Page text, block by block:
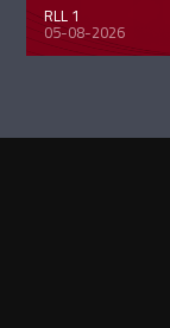
RLL 1
05-08-2026